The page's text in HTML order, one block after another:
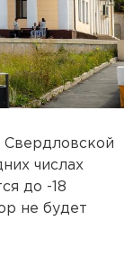
числах
до -18
не будет